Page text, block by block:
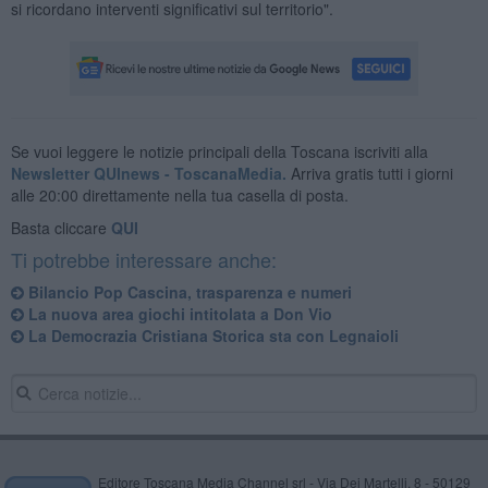
si ricordano interventi significativi sul territorio".
Se vuoi leggere le notizie principali della Toscana iscriviti alla
Newsletter QUInews - ToscanaMedia. Arriva gratis tutti i giorni
alle 20:00 direttamente nella tua casella di posta.
Basta cliccare QUI
Ti potrebbe interessare anche:
Bilancio Pop Cascina, trasparenza e numeri
La nuova area giochi intitolata a Don Vio
La Democrazia Cristiana Storica sta con Legnaioli
Editore Toscana Media Channel srl - Via Dei Martelli, 8 - 50129